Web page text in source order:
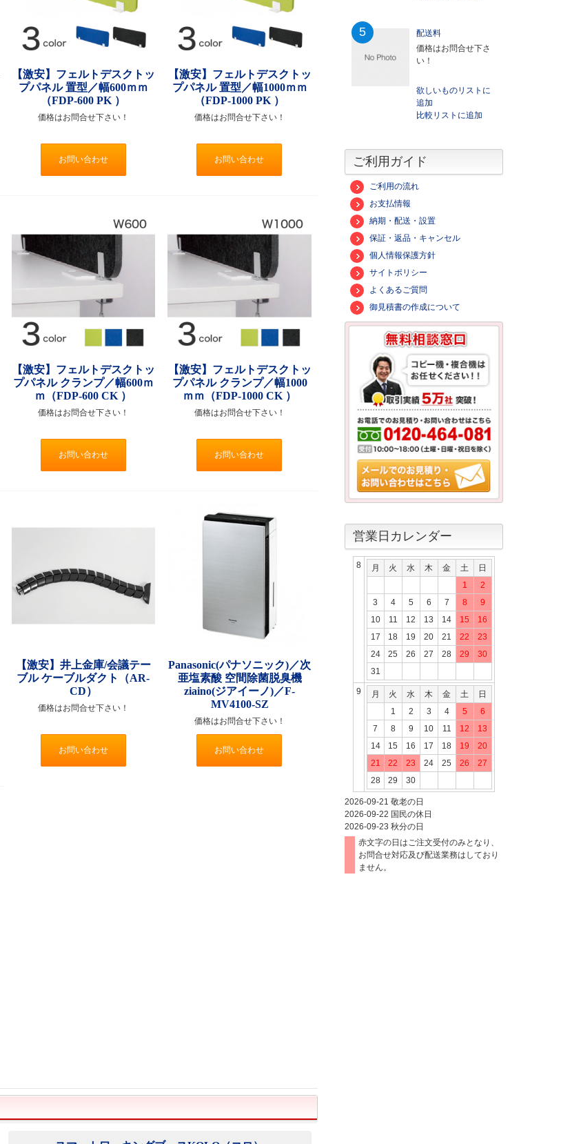
【激安】フェルトデスクトッ
プパネル 置型／幅600ｍｍ
（FDP-600 PK ）
価格はお問合せ下さい！
お問い合わせ
【激安】フェルトデスクトッ
プパネル 置型／幅1000ｍｍ
（FDP-1000 PK ）
価格はお問合せ下さい！
お問い合わせ
【激安】フェルトデスクトッ
プパネル クランプ／幅600ｍ
ｍ（FDP-600 CK ）
価格はお問合せ下さい！
お問い合わせ
【激安】フェルトデスクトッ
プパネル クランプ／幅1000
ｍｍ（FDP-1000 CK ）
価格はお問合せ下さい！
お問い合わせ
【激安】井上金庫/会議テー
ブル ケーブルダクト（AR-
CD）
価格はお問合せ下さい！
お問い合わせ
Panasonic(パナソニック)／次
亜塩素酸 空間除菌脱臭機
ziaino(ジアイーノ)／F-
MV4100-SZ
価格はお問合せ下さい！
お問い合わせ
5
配送料
価格はお問合せ下さ
い！
欲しいものリストに
追加
比較リストに追加
ご利用ガイド
ご利用の流れ
お支払情報
納期・配送・設置
保証・返品・キャンセル
個人情報保護方針
サイトポリシー
よくあるご質問
御見積書の作成について
営業日カレンダー
8 月 火 水 木 金 土
日
1
2
3
4 5 6 7 8
9
10
11 12 13 14 15
16
17
18 19 20 21 22
23
24
25 26 27 28 29
30
31
9 月 火 水 木 金 土
日
1
2 3 4 5
6
7
8 9 10 11 12
13
14
15 16 17 18 19
20
21
22 23 24 25 26
27
28
29 30
2026-09-21 敬老の日
2026-09-22 国民の休日
2026-09-23 秋分の日
赤文字の日はご注文受付のみとなり、
お問合せ対応及び配送業務はしており
ません。